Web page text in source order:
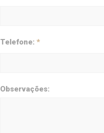
Telefone: *
Observações: